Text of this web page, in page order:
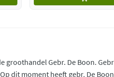
groothandel Gebr. De Boon.
dit moment heeft gebr. De